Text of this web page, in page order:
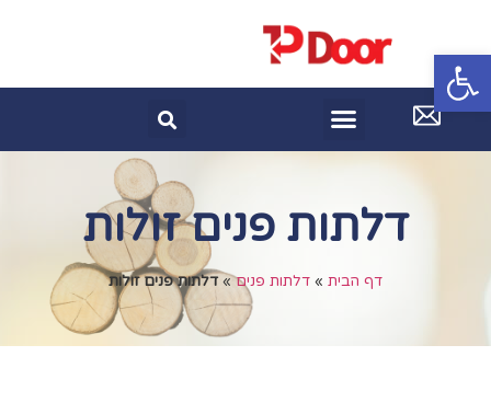
פתח סרגל נגישות
דלתות פנים זולות
דף הבית » דלתות פנים»דלתות פנים זולות